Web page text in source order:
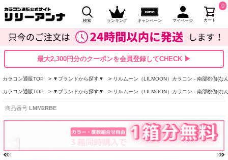
検索 ランキング キャンペーン マイページ カート
0
最大2,300円分のクーポンを会員登録してCHECK ▶
カラコン通販TOP ▼ブランドから探す▼ リルムーン（LILMOON）カラコン - 南部桃伽(な
カラコン通販TOP ▼ブランドから探す▼ リルムーン（LILMOON）カラコン - 南部桃伽(な
商品番号 LMM2RBE